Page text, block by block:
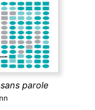
parole
les « phrases
au premier rang
style indirect libre
aucun locuteur).